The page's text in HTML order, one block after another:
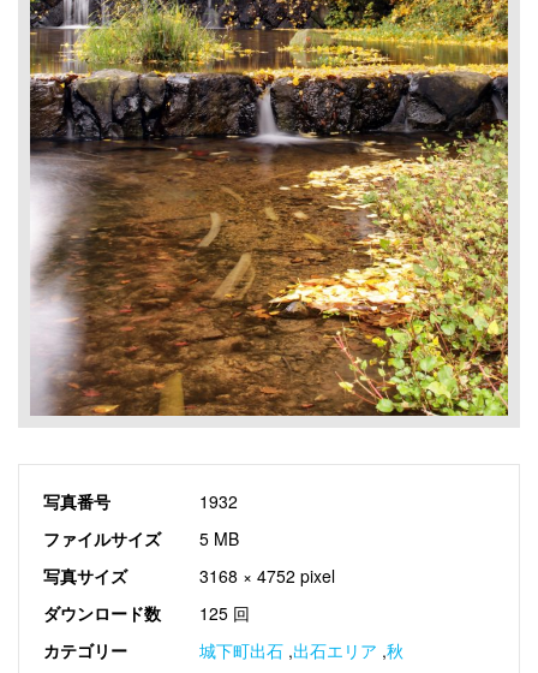
写真番号
1932
ファイルサイズ
5 MB
写真サイズ
3168 × 4752 pixel
ダウンロード数
125 回
カテゴリー
城下町出石 ,出石エリア ,秋